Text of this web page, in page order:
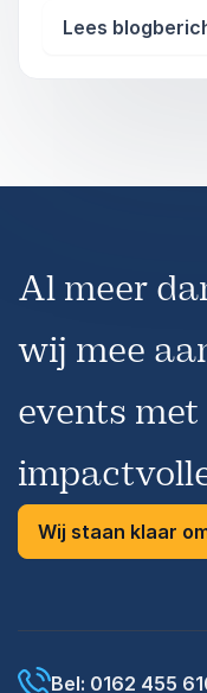
klaslokaal, waar
identiteitsvragen
Lees
Al meer
wij mee
events
Wij staan klaar
Bel: 0162 455